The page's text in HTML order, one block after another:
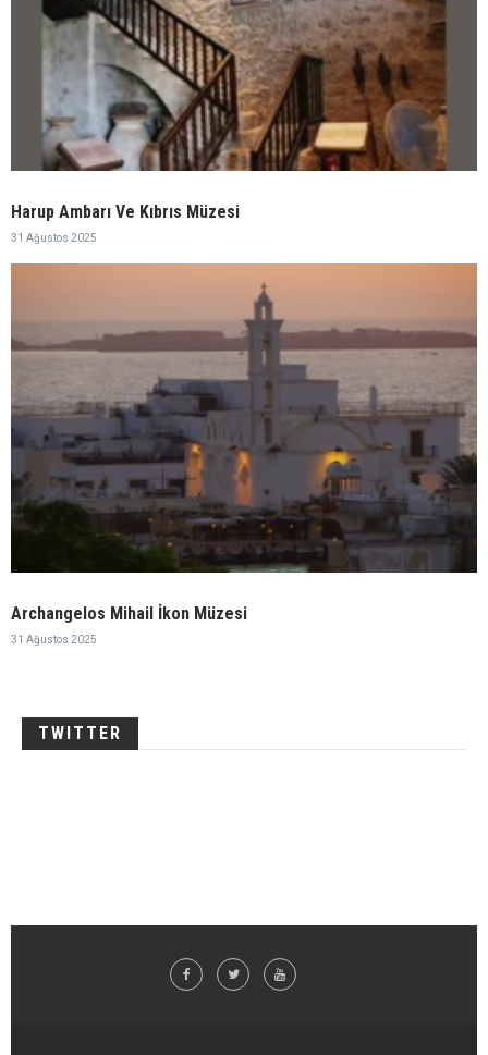
Harup Ambarı Ve Kıbrıs Müzesi
31 Ağustos 2025
Archangelos Mihail İkon Müzesi
31 Ağustos 2025
TWITTER